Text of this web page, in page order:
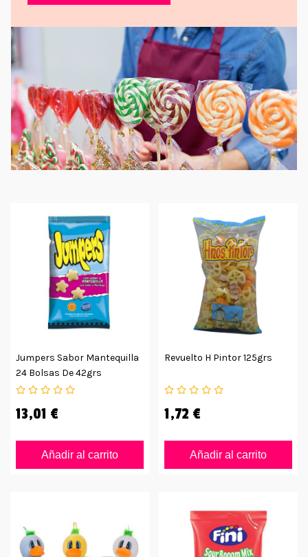
Jumpers Sabor Mantequilla
24 Bolsas De 42grs
13,01 €
Añadir al carrito
Revuelto H Pintor 125grs
1,72 €
Añadir al carrito